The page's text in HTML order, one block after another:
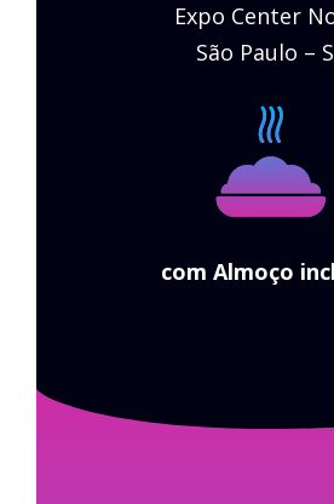
Expo Center
São Paulo –
com Almoço